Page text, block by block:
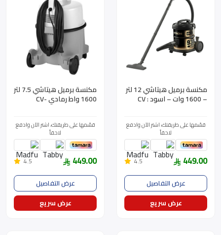
مكنسة برميل هيتاشي 12 لتر
– 1600 وات – اسود : CV
قسّمها على طريقتك، اشتر الآن وادفع
لاحقاً
449.00
4.5
عرض التفاصيل
عرض سريع
مكنسة برميل هيتاشي 7.5 لتر
1600 واط رمادي CV-
100PPGGSA(ME)
قسّمها على طريقتك، اشتر الآن وادفع
لاحقاً
449.00
4.5
عرض التفاصيل
عرض سريع